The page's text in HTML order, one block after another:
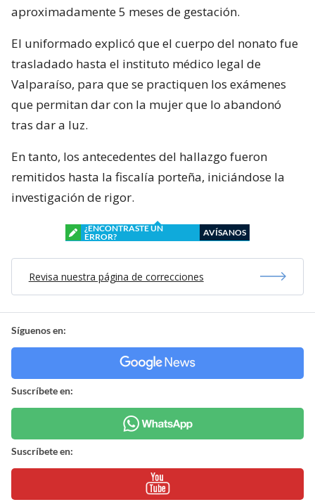
aproximadamente 5 meses de gestación.
El uniformado explicó que el cuerpo del nonato fue
trasladado hasta el instituto médico legal de
Valparaíso, para que se practiquen los exámenes
que permitan dar con la mujer que lo abandonó
tras dar a luz.
En tanto, los antecedentes del hallazgo fueron
remitidos hasta la fiscalía porteña, iniciándose la
investigación de rigor.
¿ENCONTRASTE UN
ERROR?
AVÍSANOS
Revisa nuestra página de correcciones
Síguenos en:
Suscríbete en:
Suscríbete en: